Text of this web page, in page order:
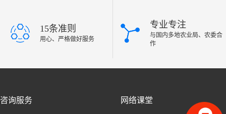
15条准则
用心、严格做好服务
专业专注
与国内多地农业局、农委合
作
咨询服务 网络课堂